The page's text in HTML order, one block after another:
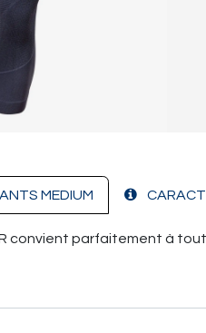
MEDIUM
convient parfaitement à